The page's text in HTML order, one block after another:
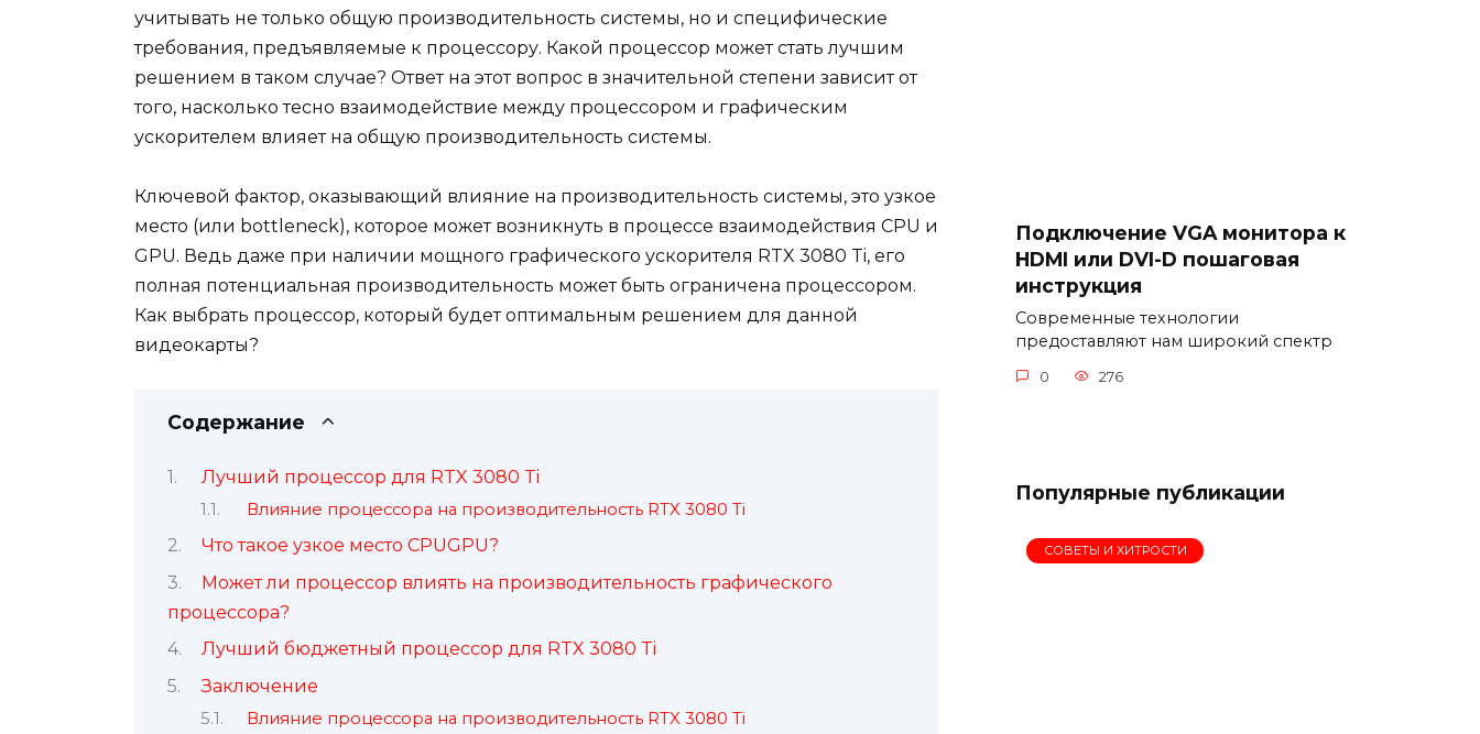
учитывать не только общую производительность системы, но и специфические
требования, предъявляемые к процессору. Какой процессор может стать лучшим
решением в таком случае? Ответ на этот вопрос в значительной степени зависит от
того, насколько тесно взаимодействие между процессором и графическим
ускорителем влияет на общую производительность системы.
Ключевой фактор, оказывающий влияние на производительность системы, это узкое
место (или bottleneck), которое может возникнуть в процессе взаимодействия CPU и
GPU. Ведь даже при наличии мощного графического ускорителя RTX 3080 Ti, его
полная потенциальная производительность может быть ограничена процессором.
Как выбрать процессор, который будет оптимальным решением для данной
видеокарты?
Содержание
Лучший процессор для RTX 3080 Ti
Влияние процессора на производительность RTX 3080 Ti
Что такое узкое место CPUGPU?
Может ли процессор влиять на производительность графического
процессора?
Лучший бюджетный процессор для RTX 3080 Ti
Заключение
Влияние процессора на производительность RTX 3080 Ti
Подключение VGA монитора к
HDMI или DVI-D пошаговая
инструкция
Современные технологии
предоставляют нам широкий спектр
0 276
Популярные публикации
СОВЕТЫ И ХИТРОСТИ